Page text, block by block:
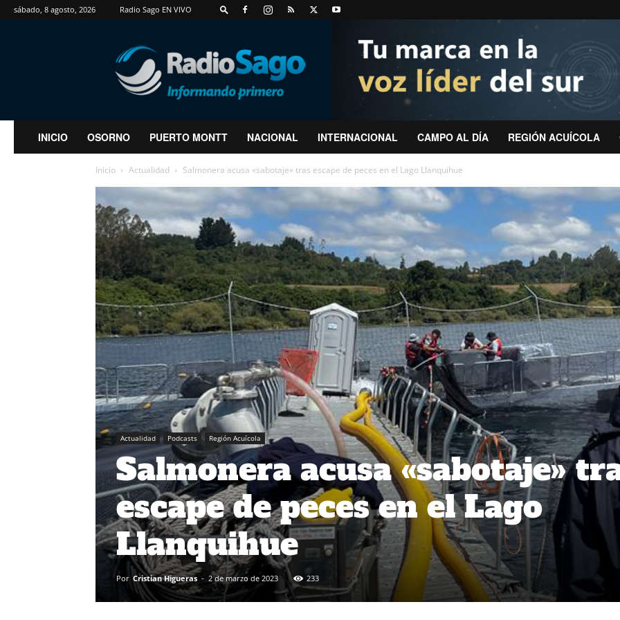
sábado, 8 agosto, 2026 Radio Sago EN VIVO
RadioSago
INICIO OSORNO PUERTO MONTT NACIONAL INTERNACIONAL CAMPO AL DÍA REGIÓN ACUÍCOLA
Inicio Actualidad Salmonera acusa «sabotaje» tras escape de peces en el Lago Llanquihue
Actualidad Podcasts Región Acuícola
Salmonera acusa «sabotaje»
escape de peces en el Lago
Llanquihue
Por Cristian Higueras - 2 de marzo de 2023 233